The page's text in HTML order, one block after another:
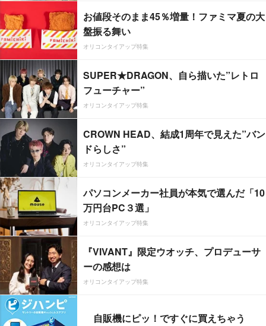
お値段そのまま45％増量！ファミマ夏の大
盤振る舞い
オリコンタイアップ特集
SUPER★DRAGON、自ら描いた”レトロ
フューチャー”
オリコンタイアップ特集
CROWN HEAD、結成1周年で見えた”バン
ドらしさ”
オリコンタイアップ特集
パソコンメーカー社員が本気で選んだ「10
万円台PC３選」
オリコンタイアップ特集
『VIVANT』限定ウオッチ、プロデューサ
ーの感想は
オリコンタイアップ特集
自販機にピッ！ですぐに買えちゃう